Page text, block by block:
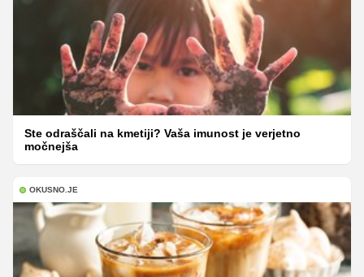
Ste odraščali na kmetiji? Vaša imunost je verjetno
močnejša
OKUSNO.JE